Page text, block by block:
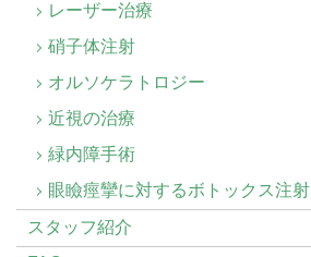
レーザー治療
硝子体注射
オルソケラトロジー
近視の治療
緑内障手術
眼瞼痙攣に対するボトックス注射
スタッフ紹介